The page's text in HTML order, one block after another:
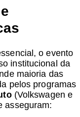
o evento
institucional da
maioria das
pelos programas
(Volkswagen e
asseguram: